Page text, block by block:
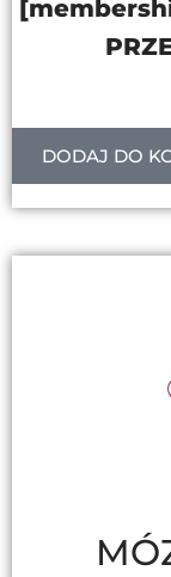
DODAJ DO